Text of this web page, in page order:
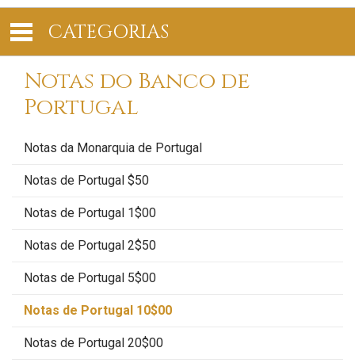
CATEGORIAS
Notas do Banco de
Portugal
Notas da Monarquia de Portugal
Notas de Portugal $50
Notas de Portugal 1$00
Notas de Portugal 2$50
Notas de Portugal 5$00
Notas de Portugal 10$00
Notas de Portugal 20$00